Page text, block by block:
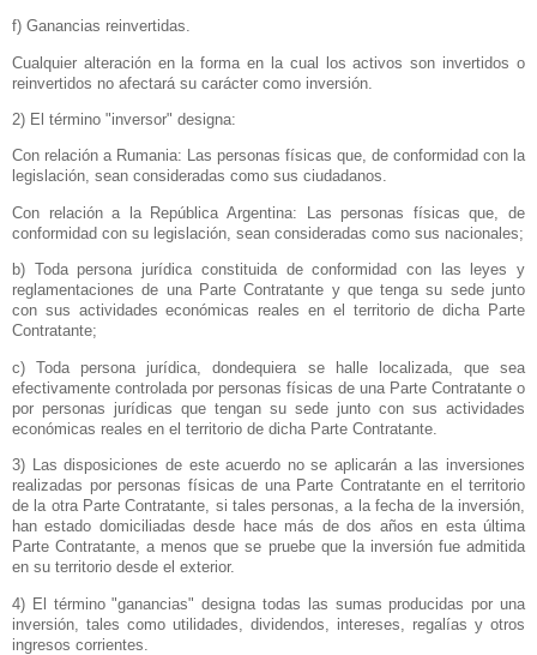
f) Ganancias reinvertidas.
Cualquier alteración en la forma en la cual los activos son invertidos o
reinvertidos no afectará su carácter como inversión.
2) El término "inversor" designa:
Con relación a Rumania: Las personas físicas que, de conformidad con la
legislación, sean consideradas como sus ciudadanos.
Con relación a la República Argentina: Las personas físicas que, de
conformidad con su legislación, sean consideradas como sus nacionales;
b) Toda persona jurídica constituida de conformidad con las leyes y
reglamentaciones de una Parte Contratante y que tenga su sede junto
con sus actividades económicas reales en el territorio de dicha Parte
Contratante;
c) Toda persona jurídica, dondequiera se halle localizada, que sea
efectivamente controlada por personas físicas de una Parte Contratante o
por personas jurídicas que tengan su sede junto con sus actividades
económicas reales en el territorio de dicha Parte Contratante.
3) Las disposiciones de este acuerdo no se aplicarán a las inversiones
realizadas por personas físicas de una Parte Contratante en el territorio
de la otra Parte Contratante, si tales personas, a la fecha de la inversión,
han estado domiciliadas desde hace más de dos años en esta última
Parte Contratante, a menos que se pruebe que la inversión fue admitida
en su territorio desde el exterior.
4) El término "ganancias" designa todas las sumas producidas por una
inversión, tales como utilidades, dividendos, intereses, regalías y otros
ingresos corrientes.